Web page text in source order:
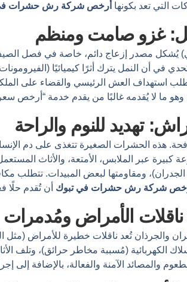
التي تعد بكونها أرخص شركة رش حشرات
غزو صامت ومنظم
يُشكل مصدر إزعاج دائم، خاصة في فصل
أن النمل يترك أثرًا كيميائيًا
استهداف العش الرئيسي والقضاء على
ما لا يُقدمه غالبًا من يقدم خدمة “أرخص
تهديد للنوم والراحة
هذه الحشرات الصغيرة تتغذى على دم
عبر الملابس، الأمتعة، والأثاث
ومقاومتها لبعض المبيدات. تتطلب
شركة رش حشرات في تبوك أن تُقدم حلًا
ناقلات الأمراض ومُدمرات
تُعد ناقلات خطيرة للأمراض (مثل
الكهربائية (مُسببة مخاطر حرائق)، وتلف
والمصائد الآمنة والفعالة، بالإضافة إلى